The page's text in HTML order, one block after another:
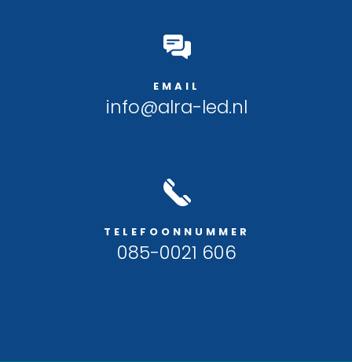
EMAIL
info@alra-led.nl
TELEFOONNUMMER
085-0021 606